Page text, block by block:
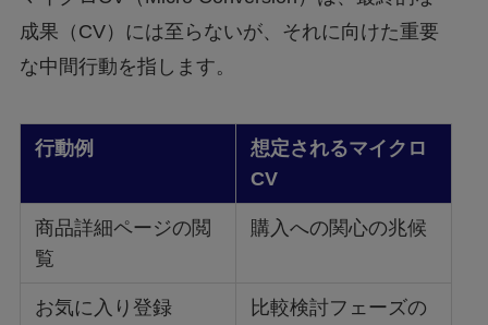
成果（CV）には至らないが、それに向けた重要
な中間行動を指します。
行動例
想定されるマイクロ
CV
商品詳細ページの閲
覧
購入への関心の兆候
お気に入り登録
比較検討フェーズの